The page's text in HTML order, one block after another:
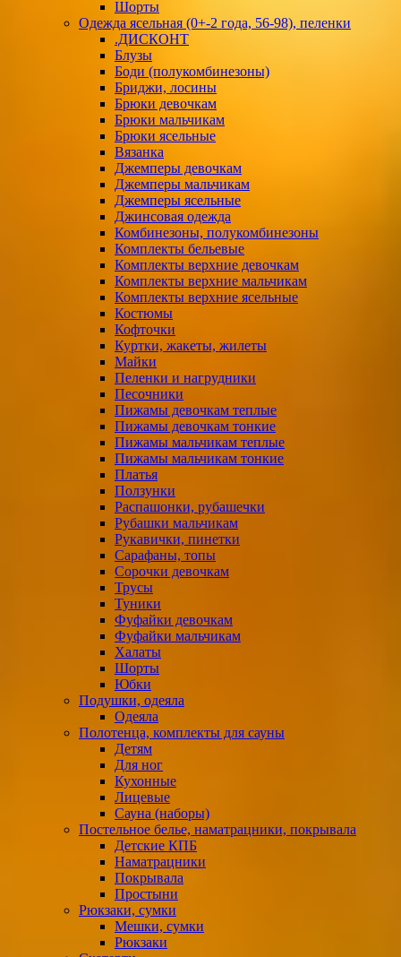
Шорты
Одежда ясельная (0+-2 года, 56-98), пеленки
.ДИСКОНТ
Блузы
Боди (полукомбинезоны)
Бриджи, лосины
Брюки девочкам
Брюки мальчикам
Брюки ясельные
Вязанка
Джемперы девочкам
Джемперы мальчикам
Джемперы ясельные
Джинсовая одежда
Комбинезоны, полукомбинезоны
Комплекты бельевые
Комплекты верхние девочкам
Комплекты верхние мальчикам
Комплекты верхние ясельные
Костюмы
Кофточки
Куртки, жакеты, жилеты
Майки
Пеленки и нагрудники
Песочники
Пижамы девочкам теплые
Пижамы девочкам тонкие
Пижамы мальчикам теплые
Пижамы мальчикам тонкие
Платья
Ползунки
Распашонки, рубашечки
Рубашки мальчикам
Рукавички, пинетки
Сарафаны, топы
Сорочки девочкам
Трусы
Туники
Фуфайки девочкам
Фуфайки мальчикам
Халаты
Шорты
Юбки
Подушки, одеяла
Одеяла
Полотенца, комплекты для сауны
Детям
Для ног
Кухонные
Лицевые
Сауна (наборы)
Постельное белье, наматрацники, покрывала
Детские КПБ
Наматрацники
Покрывала
Простыни
Рюкзаки, сумки
Мешки, сумки
Рюкзаки